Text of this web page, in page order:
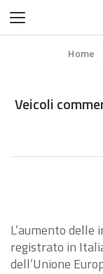
Home
Veicoli
L’aumento
registrato in
dell’Unione